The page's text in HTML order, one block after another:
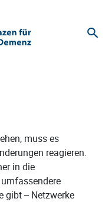
muss es
reagieren.
in die
gibt – Netzwerke